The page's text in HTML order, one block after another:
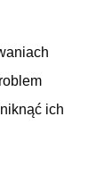
ich